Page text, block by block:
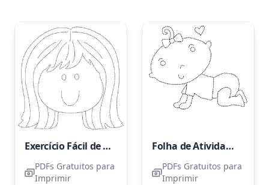
Exercício Fácil de Traçado para Meninas
PDFs Gratuitos para
Imprimir
Folha de Atividades de Contorno para Bebê Menina
PDFs Gratuitos para
Imprimir